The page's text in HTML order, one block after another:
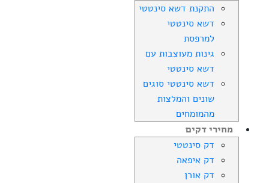
התקנת דשא סינטטי
דשא סינטטי
למרפסת
גינות מעוצבות עם
דשא סינטטי
דשא סינטטי סוגים
שונים והמלצות
מהמומחים
מחירי דקים
דק סינטטי
דק איפאה
דק אורן